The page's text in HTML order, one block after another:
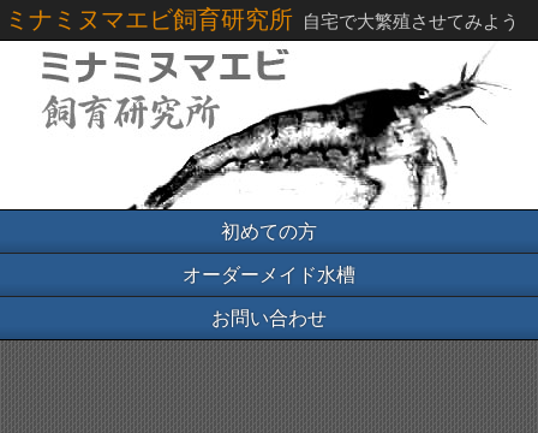
ミナミヌマエビ飼育研究所 自宅で大繁殖させてみよう
初めての方
オーダーメイド水槽
お問い合わせ